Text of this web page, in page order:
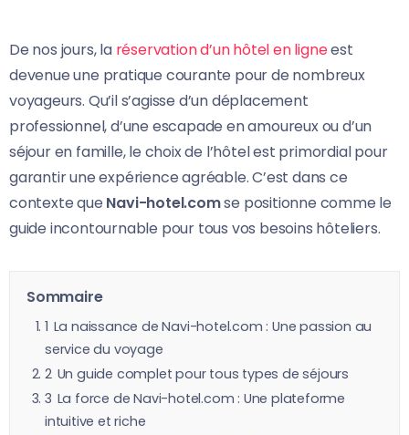
De nos jours, la réservation d’un hôtel en ligneest
devenue une pratique courante pour de nombreux
voyageurs. Qu’il s’agisse d’un déplacement
professionnel, d’une escapade en amoureux ou d’un
séjour en famille, le choix de l’hôtel est primordial pour
garantir une expérience agréable. C’est dans ce
contexte que Navi-hotel.comse positionne comme le
guide incontournable pour tous vos besoins hôteliers.
Sommaire
1 La naissance de Navi-hotel.com : Une passion au
service du voyage
2 Un guide complet pour tous types de séjours
3 La force de Navi-hotel.com : Une plateforme
intuitive et riche